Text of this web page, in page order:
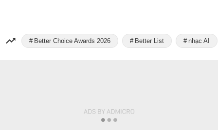
Better Choice Awards 2026 Better List nhạc AI